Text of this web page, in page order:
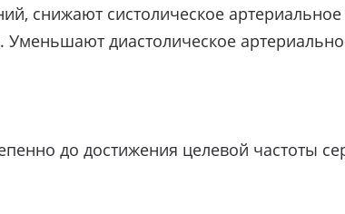
снижают систолическое
диастолическое
до достижения целевой частоты